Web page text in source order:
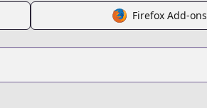
Firefox Add-ons